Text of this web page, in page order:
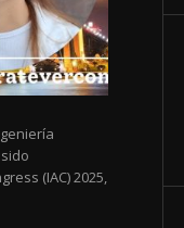
(IAC) 2025,